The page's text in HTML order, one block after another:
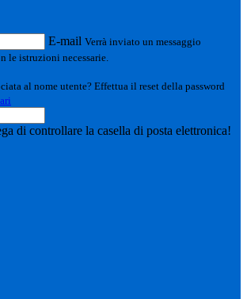
E-mail Verrà inviato un messaggio
le istruzioni necessarie.
al nome utente? Effettua il reset della password
di controllare la casella di posta elettronica!